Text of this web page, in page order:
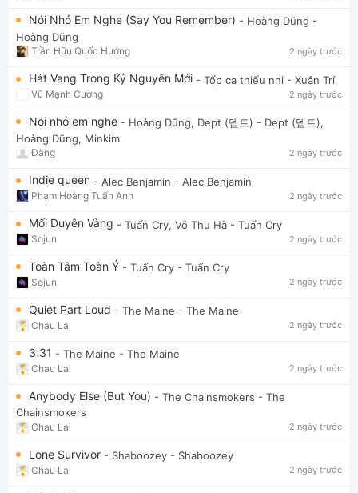
Nói Nhỏ Em Nghe (Say You Remember) - Hoàng Dũng -
Hoàng Dũng
Trần Hữu Quốc Hướng 2 ngày trước
Hát Vang Trong Kỷ Nguyên Mới - Tốp ca thiếu nhi - Xuân Trí
Vũ Mạnh Cường 2 ngày trước
Nói nhỏ em nghe - Hoàng Dũng, Dept (뎁트) - Dept (뎁트),
Hoàng Dũng, Minkim
Đăng 2 ngày trước
Indie queen - Alec Benjamin - Alec Benjamin
Phạm Hoàng Tuấn Anh 2 ngày trước
Mối Duyên Vàng - Tuấn Cry, Võ Thu Hà - Tuấn Cry
Sojun 2 ngày trước
Toàn Tâm Toàn Ý - Tuấn Cry - Tuấn Cry
Sojun 2 ngày trước
Quiet Part Loud - The Maine - The Maine
Chau Lai 2 ngày trước
3:31 - The Maine - The Maine
Chau Lai 2 ngày trước
Anybody Else (But You) - The Chainsmokers - The
Chainsmokers
Chau Lai 2 ngày trước
Lone Survivor - Shaboozey - Shaboozey
Chau Lai 2 ngày trước